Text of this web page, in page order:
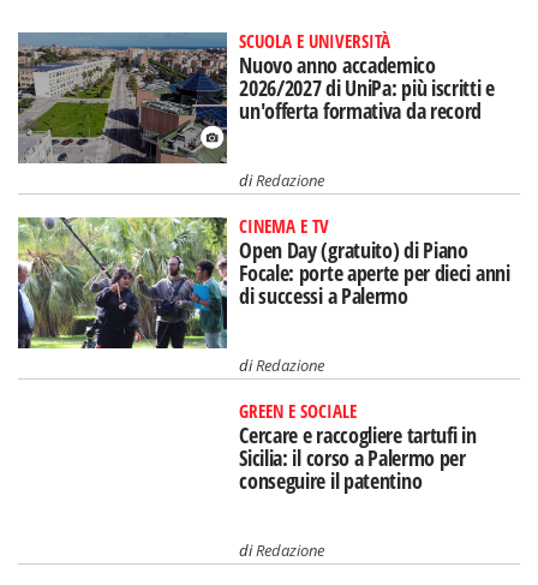
SCUOLA E UNIVERSITÀ
Nuovo anno accademico
2026/2027 di UniPa: più iscritti e
un'offerta formativa da record
diRedazione
CINEMA E TV
Open Day (gratuito) di Piano
Focale: porte aperte per dieci anni
di successi a Palermo
diRedazione
GREEN E SOCIALE
Cercare e raccogliere tartufi in
Sicilia: il corso a Palermo per
conseguire il patentino
diRedazione